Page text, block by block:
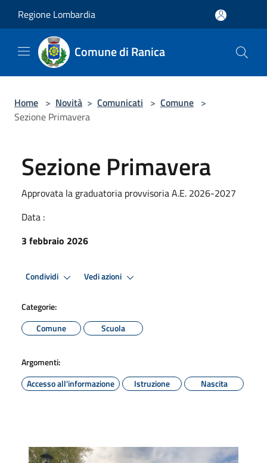
Regione Lombardia
Comune di Ranica
Home > Novità > Comunicati > Comune >
Sezione Primavera
Sezione Primavera
Approvata la graduatoria provvisoria A.E. 2026-2027
Data :
3 febbraio 2026
Condividi Vedi azioni
Categorie:
Comune
Scuola
Argomenti:
Accesso all'informazione
Istruzione Nascita